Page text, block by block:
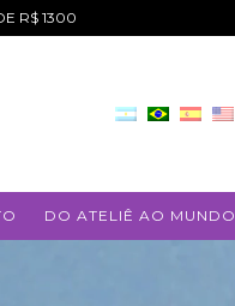
R$ 1300
DO ATELIÊ AO MUNDO